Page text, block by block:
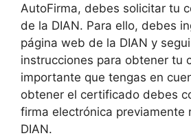
AutoFirma, debes solicitar tu
de la DIAN. Para ello, debes
página web de la DIAN y
instrucciones para obtener tu
importante que tengas en
obtener el certificado debes
firma electrónica previamente
DIAN.